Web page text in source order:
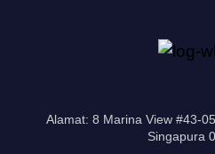
Alamat: 8 Marina View #43-
Singapura